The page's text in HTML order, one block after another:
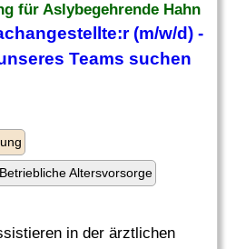
für Aslybegehrende Hahn
(m/w/d) -
Teams suchen
Betriebliche Altersvorsorge
in der ärztlichen